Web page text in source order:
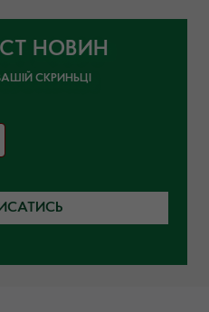
НОВИН
СКРИНЬЦІ